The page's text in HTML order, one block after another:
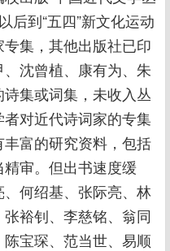
后到“五四”新文化运动
集，其他出版社已印
沈曾植、康有为、朱
集或词集，未收入丛
对近代诗词家的专集
富的研究资料，包括
审。但出书速度缓
何绍基、张际亮、林
裕钊、李慈铭、翁同
宝琛、范当世、易顺